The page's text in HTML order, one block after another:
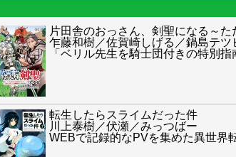
片田舎のおっさん、剣聖になる～
乍藤和樹／佐賀崎しげる／鍋島テツ
「ベリル先生を騎士団付きの特別
転生したらスライムだった件
川上泰樹／伏瀬／みっつばー
WEBで記録的なPVを集めた異世界